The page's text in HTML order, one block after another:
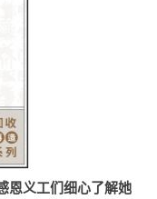
恩义工们细心了解她